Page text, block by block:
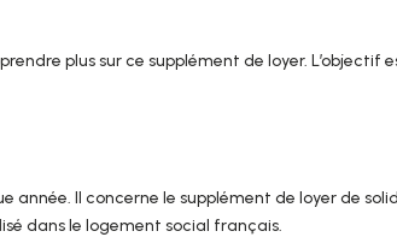
plus sur ce supplément de loyer. L’objectif
année. Il concerne le supplément de loyer de
dans le logement social français.